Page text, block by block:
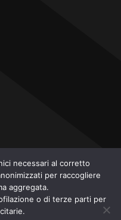
• All Rights Reserved •
necessari al corretto
per raccogliere
aggregata.
o di terze parti per